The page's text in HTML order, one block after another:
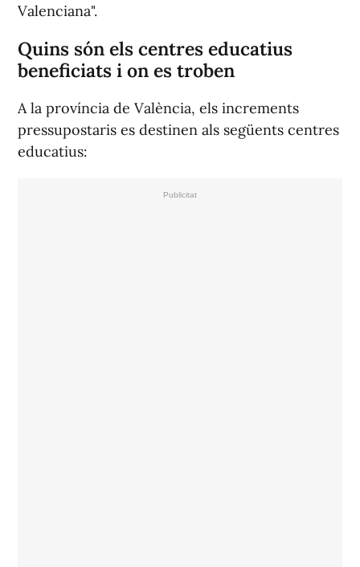
Valenciana".
Quins són els centres educatius
beneficiats i on es troben
A la província de València, els increments
pressupostaris es destinen als següents centres
educatius: